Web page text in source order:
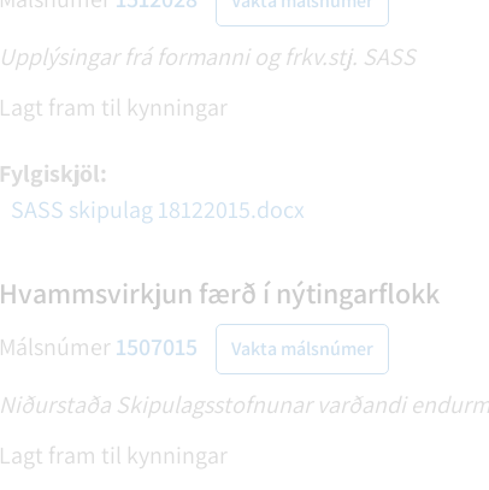
Upplýsingar frá formanni og frkv.stj. SASS
Lagt fram til kynningar
Fylgiskjöl:
SASS skipulag 18122015.docx
Hvammsvirkjun færð í nýtingarflokk
Málsnúmer1507015 Vakta málsnúmer
Niðurstaða Skipulagsstofnunar varðandi
Lagt fram til kynningar